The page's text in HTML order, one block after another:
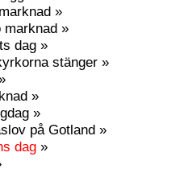
»
marknad »
dag »
stänger »
»
»
på Gotland »
dag »